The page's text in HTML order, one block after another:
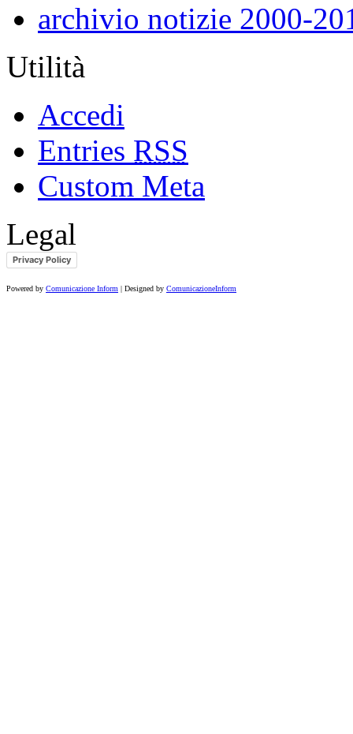
archivio notizie 2000-
Utilità
Accedi
Entries RSS
Custom Meta
Legal
Privacy Policy
Powered by Comunicazione Inform | Designed by ComunicazioneInform